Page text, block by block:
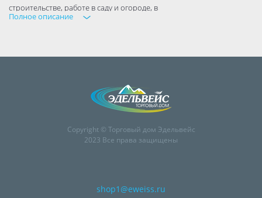
строительстве, работе в саду и огороде, в
сельском хозяйстве.
--Хорошая стойкость к химически активной среде
--Средняя износостойкость
--Хорошая прочность и стойкость к УФ-излучению
--Широкая шкала цветов
Полное описание
Copyright © Торговый дом Эдельвейс
2023 Все права защищены
shop1@eweiss.ru